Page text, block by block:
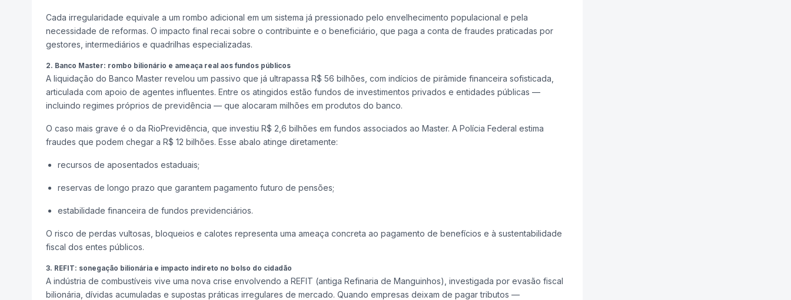
Cada irregularidade equivale a um rombo adicional em um sistema já pressionado pelo envelhecimento populacional e pela
necessidade de reformas. O impacto final recai sobre o contribuinte e o beneficiário, que paga a conta de fraudes praticadas por
gestores, intermediários e quadrilhas especializadas.
2. Banco Master: rombo bilionário e ameaça real aos fundos públicos
A liquidação do Banco Master revelou um passivo que já ultrapassa R$ 56 bilhões, com indícios de pirâmide financeira sofisticada,
articulada com apoio de agentes influentes. Entre os atingidos estão fundos de investimentos privados e entidades públicas —
incluindo regimes próprios de previdência — que alocaram milhões em produtos do banco.
O caso mais grave é o da RioPrevidência, que investiu R$ 2,6 bilhões em fundos associados ao Master. A Polícia Federal estima
fraudes que podem chegar a R$ 12 bilhões. Esse abalo atinge diretamente:
recursos de aposentados estaduais;
reservas de longo prazo que garantem pagamento futuro de pensões;
estabilidade financeira de fundos previdenciários.
O risco de perdas vultosas, bloqueios e calotes representa uma ameaça concreta ao pagamento de benefícios e à sustentabilidade
fiscal dos entes públicos.
3. REFIT: sonegação bilionária e impacto indireto no bolso do cidadão
A indústria de combustíveis vive uma nova crise envolvendo a REFIT (antiga Refinaria de Manguinhos), investigada por evasão fiscal
bilionária, dívidas acumuladas e supostas práticas irregulares de mercado. Quando empresas deixam de pagar tributos —